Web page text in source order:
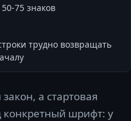
75 знаков
трудно возвращать
а стартовая
конкретный шрифт: у